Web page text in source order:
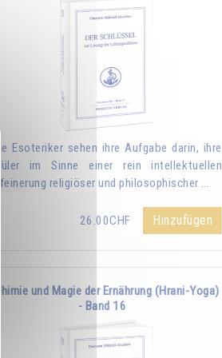
Esoteriker sehen ihre Aufgabe darin, ihre
im Sinne einer rein intellektuellen
religiöser und philosophischer …
26.00CHF Hinzufügen
und Magie der Ernährung (Hrani-Yoga)
- Band 16